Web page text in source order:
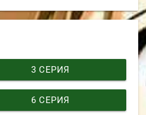
3 СЕРИЯ
6 СЕРИЯ